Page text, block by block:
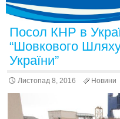
Посол КНР в
“Шовкового
України”
Листопад 8, 2016 Новини